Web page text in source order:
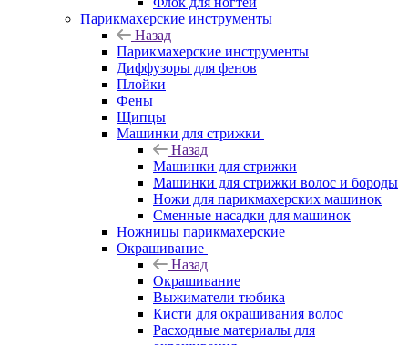
Парикмахерские инструменты
Назад
Парикмахерские инструменты
Диффузоры для фенов
Плойки
Фены
Щипцы
Машинки для стрижки
Назад
Машинки для стрижки
Машинки для стрижки волос и бороды
Ножи для парикмахерских машинок
Сменные насадки для машинок
Ножницы парикмахерские
Окрашивание
Назад
Окрашивание
Выжиматели тюбика
Кисти для окрашивания волос
Расходные материалы для